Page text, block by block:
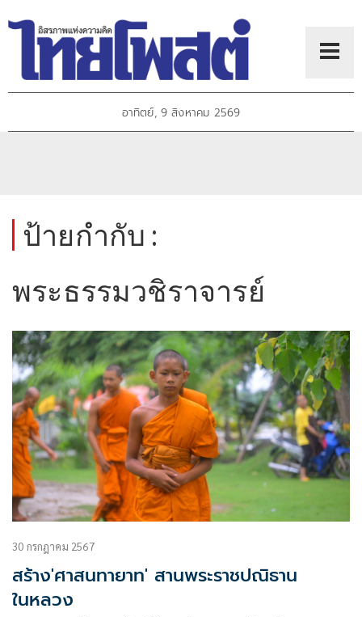
อาทิตย์, 9 สิงหาคม 2569
ป้ายกำกับ :
พระธรรมวชิราจารย์
30 กรกฎาคม 2567
สร้าง'ศาสนทายาท' สานพระราชปณิธาน
ในหลวง